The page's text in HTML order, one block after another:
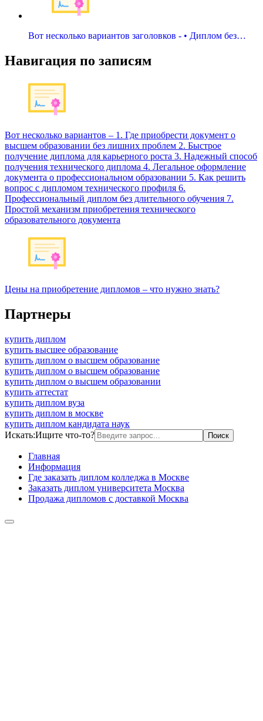
Вот несколько вариантов заголовков - • Диплом без…
Навигация по записям
Вот несколько вариантов – 1. Где приобрести документ о
высшем образовании без лишних проблем 2. Быстрое
получение диплома для карьерного роста 3. Надежный способ
получения технического диплома 4. Легальное оформление
документа о профессиональном образовании 5. Как решить
вопрос с дипломом технического профиля 6.
Профессиональный диплом без длительного обучения 7.
Простой механизм приобретения технического
образовательного документа
Цены на приобретение дипломов – что нужно знать?
Партнеры
купить диплом
купить высшее образование
купить диплом о высшем образование
купить диплом о высшем образование
купить диплом о высшем образовании
купить аттестат
купить диплом вуза
купить диплом в москве
купить диплом кандидата наук
Искать:Ищите что-то?
Главная
Информация
Где заказать диплом колледжа в Москве
Заказать диплом университета Москва
Продажа дипломов с доставкой Москва